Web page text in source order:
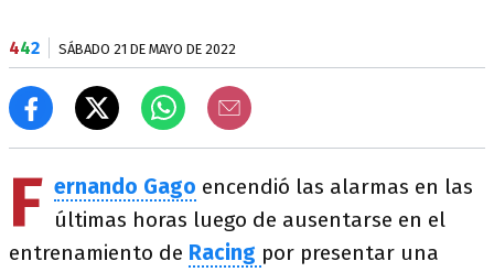
442 SÁBADO 21 DE MAYO DE 2022
F ernando Gago encendió las alarmas en las
últimas horas luego de ausentarse en el
entrenamiento de Racing por presentar una